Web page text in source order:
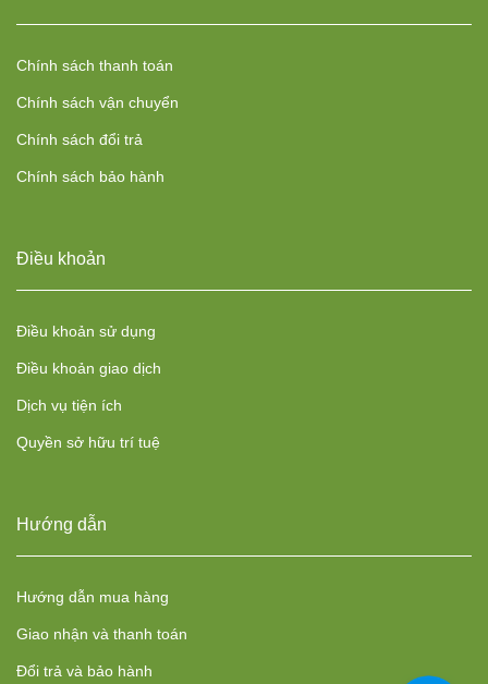
Chính sách thanh toán
Chính sách vận chuyển
Chính sách đổi trả
Chính sách bảo hành
Điều khoản
Điều khoản sử dụng
Điều khoản giao dịch
Dịch vụ tiện ích
Quyền sở hữu trí tuệ
Hướng dẫn
Hướng dẫn mua hàng
Giao nhận và thanh toán
Đổi trả và bảo hành